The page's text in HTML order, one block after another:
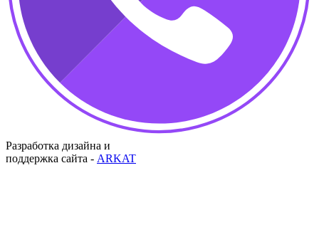
Разработка дизайна и
поддержка сайта - ARKAT